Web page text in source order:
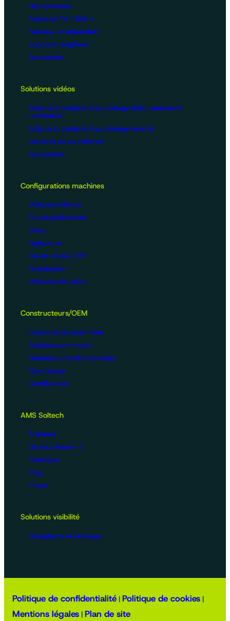
Haut-parleurs
Antennes FM / DAB +
Faisceaux d'adaptation
Supports téléphone
Accessoires
Solutions vidéos
Aides à la conduite & au pilotage (kits, caméras &
moniteurs)
Aides à la conduite & au pilotage avec IA
Caméras de surveillance
Accessoires
Configurations machines
Vidéosurveillance
Bus et poids lourds
Voirie
Agriculture
Construction / BTP
Manutention
Véhicules de loisirs
Constructeurs/OEM
Innovation et savoir-faire
Solutions sur-mesure
Gammes produits standards
Cas d’usage
Certifications
AMS Soltech
À propos
Où nous trouver ?
Catalogue
Blog
Presse
Solutions visibilité
Gyrophares et éclairage
Politique de confidentialité | Politique de cookies |
Mentions légales | Plan de site